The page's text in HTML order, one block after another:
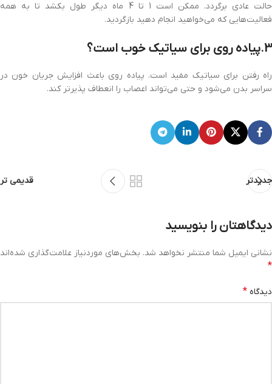
حالت عادی برگردد. ممکن است 1 تا 4 ماه دیگر طول بکشد تا به همه
فعالیت‌هایی که می‌خواهید انجام دهید بازگردید.
3.پیاده روی برای سیاتیک خوب است؟
راه رفتن برای سیاتیک مفید است. پیاده روی باعث افزایش جریان خون در
سراسر بدن می‌شود و حتی می‌تواند اعصاب را انعطاف پذیرتر کند.​
جدیدتر قدیمی تر
دیدگاهتان را بنویسید
نشانی ایمیل شما منتشر نخواهد شد. بخش‌های موردنیاز علامت‌گذاری شده‌اند
*
دیدگاه *